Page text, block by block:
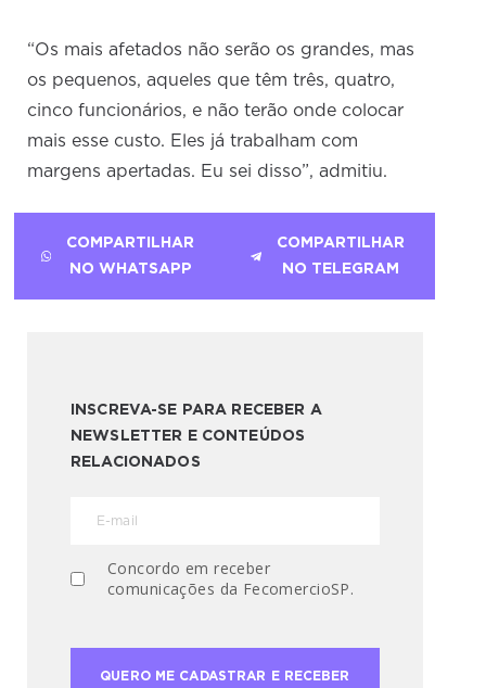
“Os mais afetados não serão os grandes, mas
os pequenos, aqueles que têm três, quatro,
cinco funcionários, e não terão onde colocar
mais esse custo. Eles já trabalham com
margens apertadas. Eu sei disso”, admitiu.
COMPARTILHAR
NO WHATSAPP
COMPARTILHAR
NO TELEGRAM
INSCREVA-SE PARA RECEBER A
NEWSLETTER E CONTEÚDOS
RELACIONADOS
Concordo em receber
comunicações da FecomercioSP.